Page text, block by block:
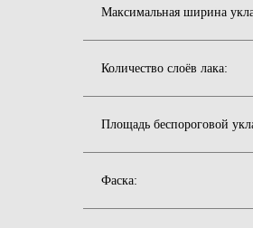
Максимальная ширина
Количество слоёв лака:
Площадь беспороговой
Фаска: